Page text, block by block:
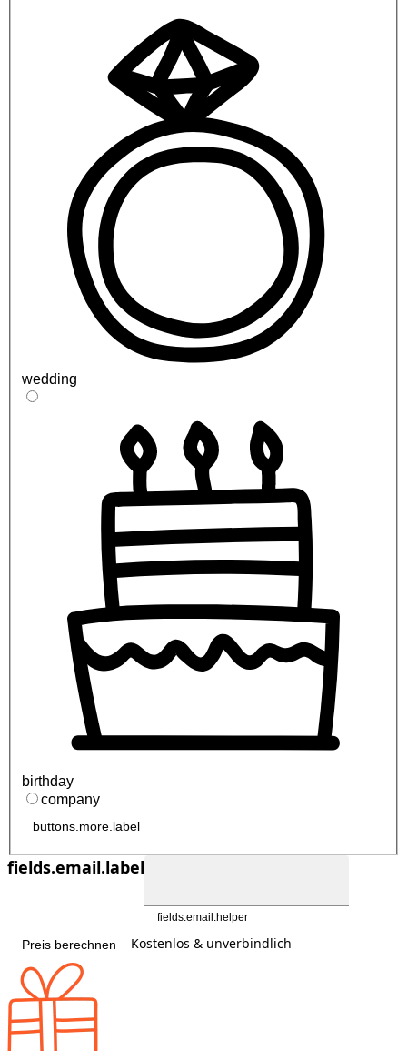
wedding
birthday
company
buttons.more.label
fields.email.label
fields.email.helper
Preis berechnen Kostenlos & unverbindlich